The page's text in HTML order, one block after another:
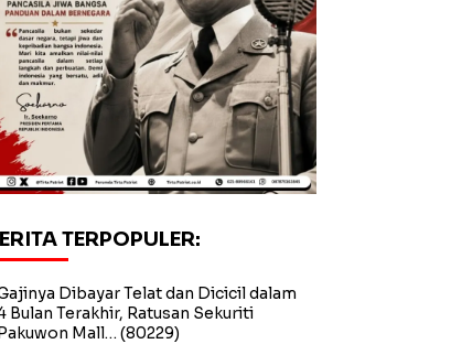
TERPOPULER:
Dibayar Telat dan Dicicil dalam
Bulan Terakhir, Ratusan Sekuriti
Mall… (80229)